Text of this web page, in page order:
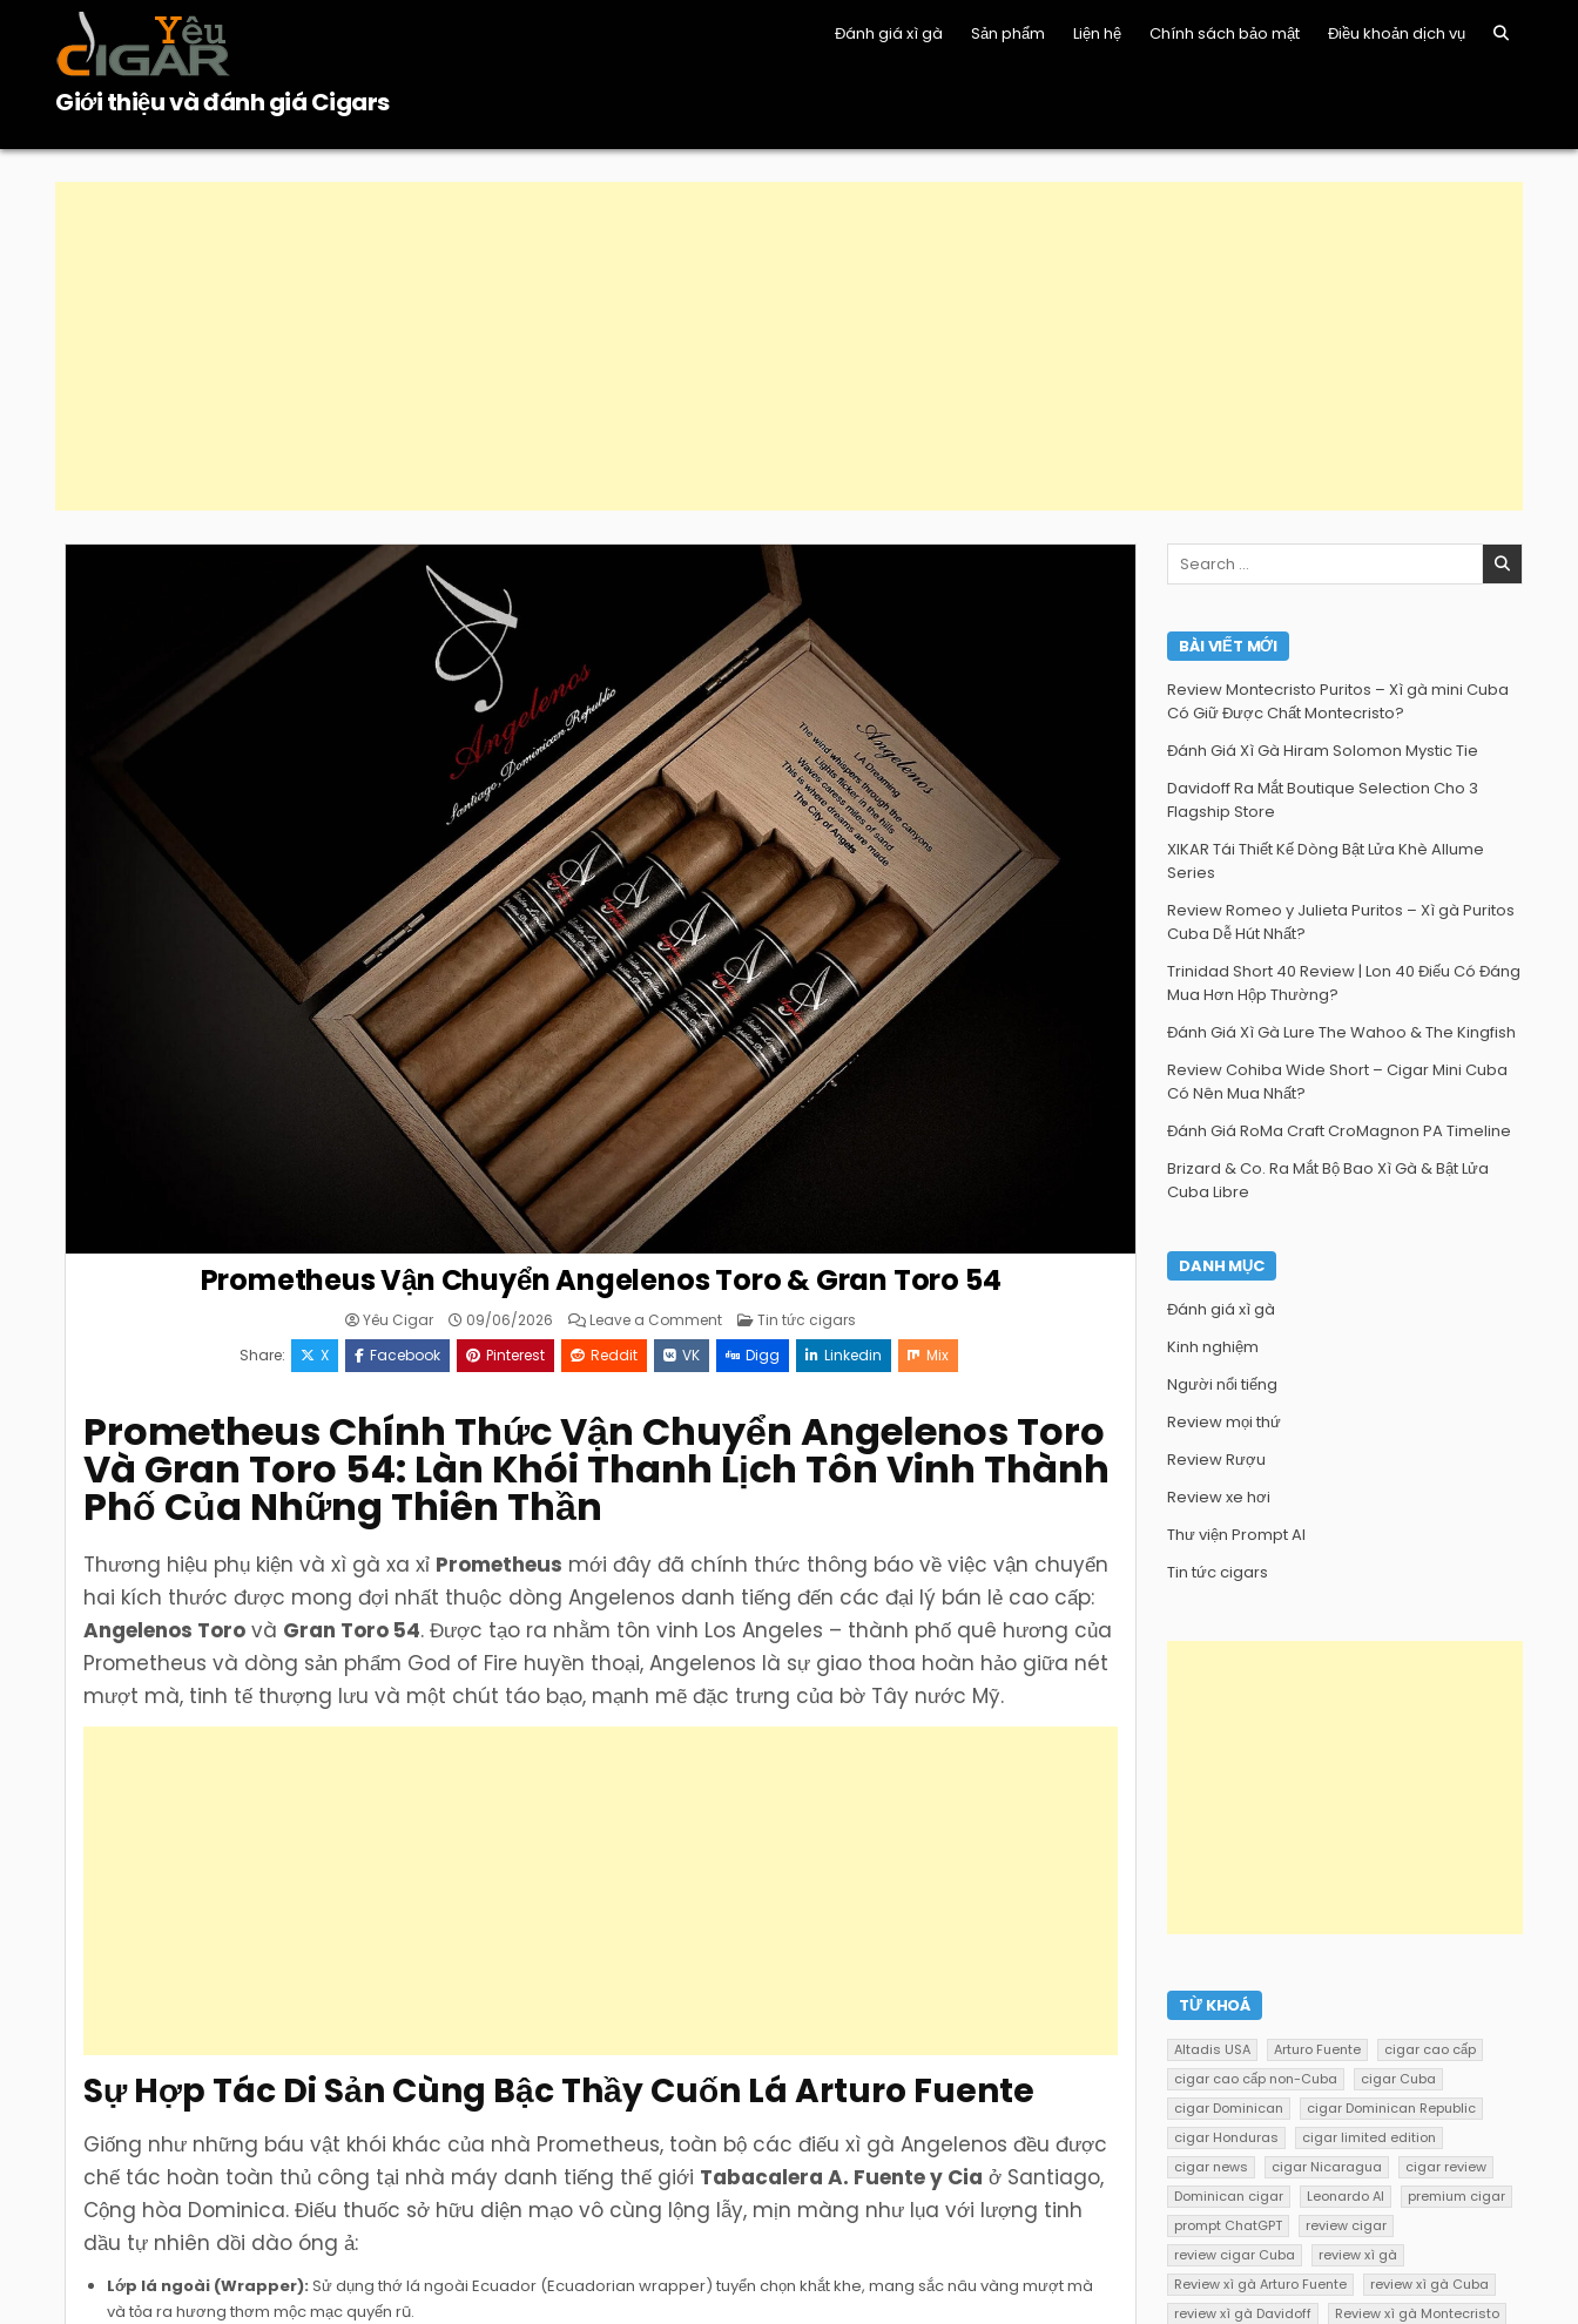
content
Giới thiệu và đánh giá Cigars
Đánh giá xì gà Sản phẩm Liện hệ Chính sách bảo mật Điều khoản dịch vụ
Prometheus Vận Chuyển Angelenos Toro & Gran Toro 54
Yêu Cigar 09/06/2026 Leave a Commenton
Prometheus
Vận
Chuyển
Angelenos
Gran
Toro
54
Posted
Tin tức cigars
Share:
X Facebook Pinterest Reddit VK Digg Linkedin Mix
Prometheus Chính Thức Vận Chuyển Angelenos Toro
Và Gran Toro 54: Làn Khói Thanh Lịch Tôn Vinh Thành
Phố Của Những Thiên Thần
Thương hiệu phụ kiện và xì gà xa xỉ Prometheus mới đây đã chính thức thông báo về việc vận chuyển
hai kích thước được mong đợi nhất thuộc dòng Angelenos danh tiếng đến các đại lý bán lẻ cao cấp:
Angelenos Toro và Gran Toro 54. Được tạo ra nhằm tôn vinh Los Angeles – thành phố quê hương của
Prometheus và dòng sản phẩm God of Fire huyền thoại, Angelenos là sự giao thoa hoàn hảo giữa nét
mượt mà, tinh tế thượng lưu và một chút táo bạo, mạnh mẽ đặc trưng của bờ Tây nước Mỹ.
Sự Hợp Tác Di Sản Cùng Bậc Thầy Cuốn Lá Arturo Fuente
Giống như những báu vật khói khác của nhà Prometheus, toàn bộ các điếu xì gà Angelenos đều được
chế tác hoàn toàn thủ công tại nhà máy danh tiếng thế giới Tabacalera A. Fuente y Cia ở Santiago,
Cộng hòa Dominica. Điếu thuốc sở hữu diện mạo vô cùng lộng lẫy, mịn màng như lụa với lượng tinh
dầu tự nhiên dồi dào óng ả:
Lớp lá ngoài (Wrapper): Sử dụng thớ lá ngoài Ecuador (Ecuadorian wrapper) tuyển chọn khắt khe, mang sắc nâu vàng mượt mà
và tỏa ra hương thơm mộc mạc quyến rũ.
Search
for:
BÀI VIẾT MỚI
Review Montecristo Puritos – Xì gà mini Cuba
Có Giữ Được Chất Montecristo?
Đánh Giá Xì Gà Hiram Solomon Mystic Tie
Davidoff Ra Mắt Boutique Selection Cho 3
Flagship Store
XIKAR Tái Thiết Kế Dòng Bật Lửa Khè Allume
Series
Review Romeo y Julieta Puritos – Xì gà Puritos
Cuba Dễ Hút Nhất?
Trinidad Short 40 Review | Lon 40 Điếu Có Đáng
Mua Hơn Hộp Thường?
Đánh Giá Xì Gà Lure The Wahoo & The Kingfish
Review Cohiba Wide Short – Cigar Mini Cuba
Có Nên Mua Nhất?
Đánh Giá RoMa Craft CroMagnon PA Timeline
Brizard & Co. Ra Mắt Bộ Bao Xì Gà & Bật Lửa
Cuba Libre
DANH MỤC
Đánh giá xì gà
Kinh nghiệm
Người nổi tiếng
Review mọi thứ
Review Rượu
Review xe hơi
Thư viện Prompt AI
Tin tức cigars
TỪ KHOÁ
Altadis USA Arturo Fuente
cigar cao cấp
cigar cao cấp non-Cuba
cigar Cuba
cigar Dominican
cigar Dominican Republic
cigar Honduras
cigar limited edition
cigar news
cigar Nicaragua
cigar review
Dominican cigar
Leonardo AI
premium cigar
prompt ChatGPT
review cigar
review cigar Cuba
review xì gà
Review xì gà Arturo Fuente
review xì gà Cuba
review xì gà Davidoff
Review xì gà Montecristo